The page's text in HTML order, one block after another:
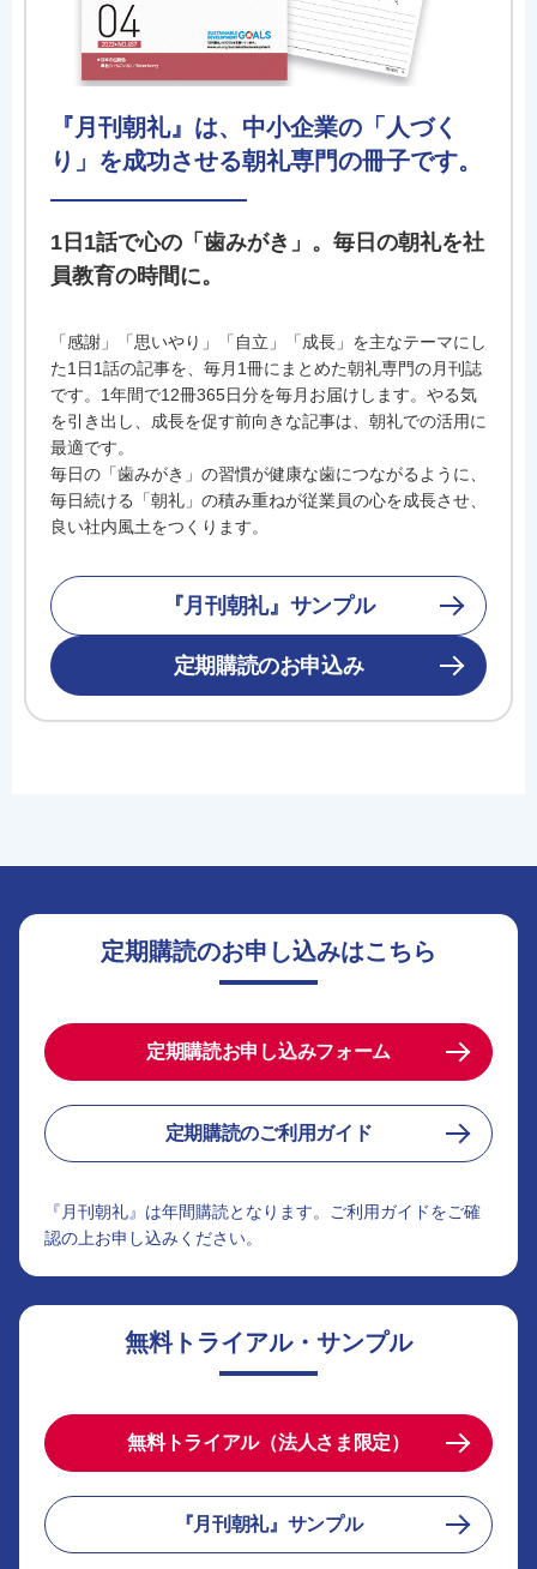
『月刊朝礼』は、中小企業の「人づく
り」を成功させる朝礼専門の冊子です。
1日1話で心の「歯みがき」。毎日の朝礼を社
員教育の時間に。
「感謝」「思いやり」「自立」「成長」を主なテーマにし
た1日1話の記事を、毎月1冊にまとめた朝礼専門の月刊誌
です。1年間で12冊365日分を毎月お届けします。やる気
を引き出し、成長を促す前向きな記事は、朝礼での活用に
最適です。
毎日の「歯みがき」の習慣が健康な歯につながるように、
毎日続ける「朝礼」の積み重ねが従業員の心を成長させ、
良い社内風土をつくります。
『月刊朝礼』サンプル
定期購読のお申込み
定期購読のお申し込みはこちら
定期購読お申し込みフォーム
定期購読のご利用ガイド
『月刊朝礼』は年間購読となります。ご利用ガイドをご確
認の上お申し込みください。
無料トライアル・サンプル
無料トライアル（法人さま限定）
『月刊朝礼』サンプル